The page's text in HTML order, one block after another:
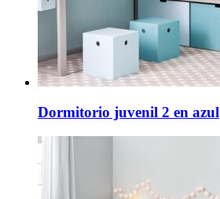
Dormitorio juvenil 2 en azul